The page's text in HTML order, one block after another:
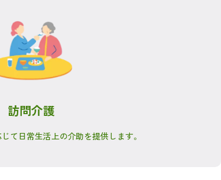
訪問介護
て日常生活上の介助を提供します。